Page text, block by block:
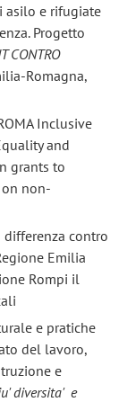
asilo e rifugiate
Progetto
CONTRO
Romagna,
Inclusive
and
grants to
non-
contro
Emilia
Rompi il
e pratiche
del lavoro,
e
diversita' e